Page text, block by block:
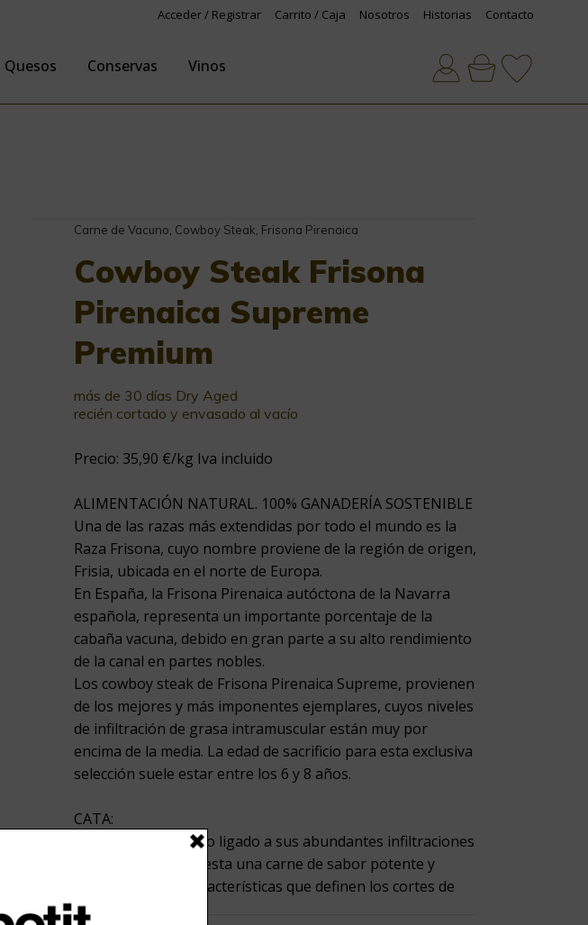
Acceder / Registrar Carrito / Caja Nosotros Historias Contacto
Quesos Conservas Vinos
Carne de Vacuno Cowboy Steak Frisona Pirenaica
Cowboy Steak Frisona
Pirenaica Supreme
Premium
más de 30 días Dry Aged
recién cortado y envasado al vacío
Precio: 35,90 €/kg Iva incluido
ALIMENTACIÓN NATURAL. 100% GANADERÍA SOSTENIBLE
Una de las razas más extendidas por todo el mundo es la
Raza Frisona, cuyo nombre proviene de la región de origen,
Frisia, ubicada en el norte de Europa.
En España, la Frisona Pirenaica autóctona de la Navarra
española, representa un importante porcentaje de la
cabaña vacuna, debido en gran parte a su alto rendimiento
de la canal en partes nobles.
Los cowboy steak de Frisona Pirenaica Supreme, provienen
de los mejores y más imponentes ejemplares, cuyos niveles
de infiltración de grasa intramuscular están muy por
encima de la media. La edad de sacrificio para esta exclusiva
selección suele estar entre los 6 y 8 años.
CATA:
Su color rojo intenso ligado a sus abundantes infiltraciones
de grasa, hacen de esta una carne de sabor potente y
jugosidad única, características que definen los cortes de
esta raza.